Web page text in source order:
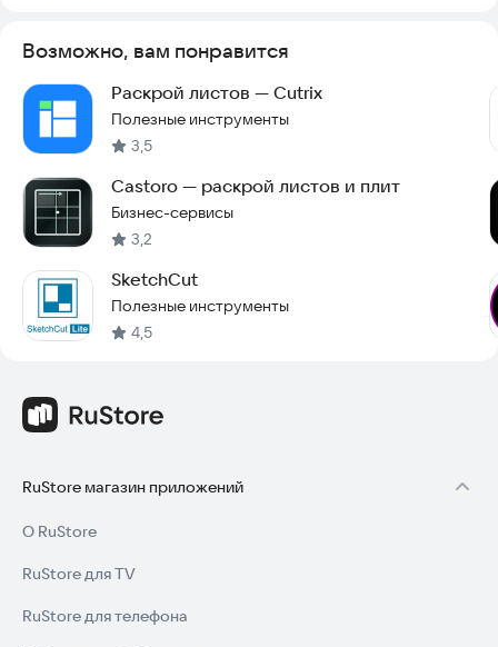
Возможно, вам понравится
Раскрой листов — Cutrix
Полезные инструменты
3,5
Castoro — раскрой листов и плит
Бизнес-сервисы
3,2
SketchCut
Полезные инструменты
4,5
RuStore магазин приложений
О RuStore
RuStore для TV
RuStore для телефона